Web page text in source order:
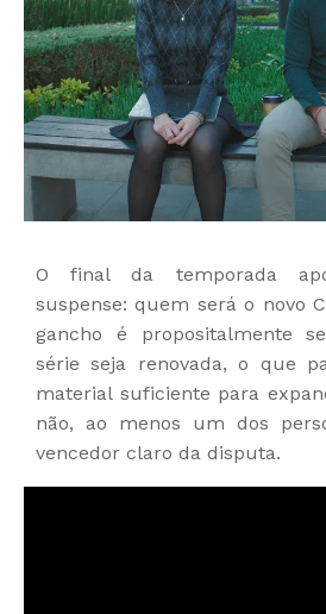
O final da temporada
suspense: quem será o novo
gancho é propositalmente
série seja renovada, o que
material suficiente para
não, ao menos um dos
vencedor claro da disputa.